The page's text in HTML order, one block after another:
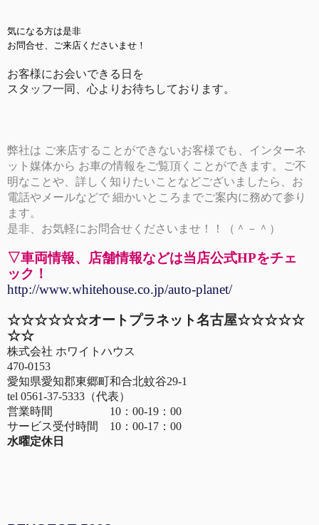
気になる方は是非
お問合せ、ご来店くださいませ！
お客様にお会いできる日を
スタッフ一同、心よりお待ちしております。
弊社は ご来店することができないお客様でも、インターネ
ット媒体から お車の情報をご覧頂くことができます。ご不
明なことや、詳しく知りたいことなどございましたら、お
電話やメールなどで 細かいところまでご案内に務めて参り
ます。
是非、お気軽にお問合せくださいませ！！（＾－＾）
▽車両情報、店舗情報などは当店公式HPをチェ
ック！
http://www.whitehouse.co.jp/auto-planet/
☆☆☆☆☆☆オートプラネット名古屋☆☆☆☆☆
☆☆
株式会社 ホワイトハウス
470-0153
愛知県愛知郡東郷町和合北蚊谷29-1
tel 0561-37-5333（代表）
営業時間 10：00-19：00
サービス受付時間 10：00-17：00
水曜定休日